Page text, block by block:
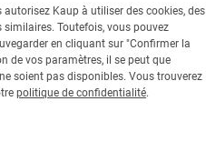
Notice légale
Protection des données
non-responsabilité
Kaup à utiliser des cookies, des
Toutefois, vous pouvez
en cliquant sur "Confirmer la
de vos paramètres, il se peut que
soient pas disponibles. Vous trouverez
politique de confidentialité.